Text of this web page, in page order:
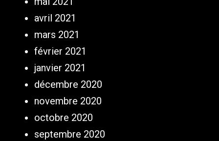
avril 2021
mars 2021
février 2021
janvier 2021
décembre 2020
novembre 2020
octobre 2020
septembre 2020